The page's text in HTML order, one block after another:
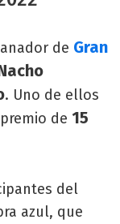
de Gran
. Uno de ellos
de 15
del
azul, que